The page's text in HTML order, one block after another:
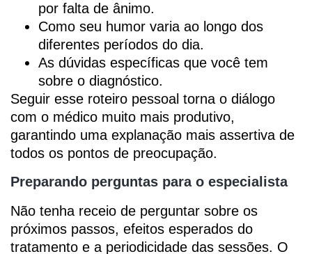
por falta de ânimo.
Como seu humor varia ao longo dos
diferentes períodos do dia.
As dúvidas específicas que você tem
sobre o diagnóstico.
Seguir esse roteiro pessoal torna o diálogo
com o médico muito mais produtivo,
garantindo uma explanação mais assertiva de
todos os pontos de preocupação.
Preparando perguntas para o especialista
Não tenha receio de perguntar sobre os
próximos passos, efeitos esperados do
tratamento e a periodicidade das sessões. O